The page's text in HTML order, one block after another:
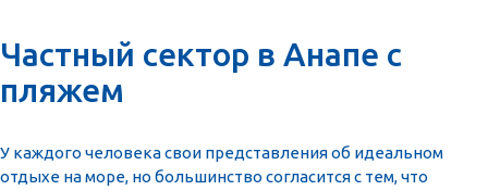
Частный сектор в Анапе с
пляжем
У каждого человека свои представления об идеальном
отдыхе на море, но большинство согласится с тем, что